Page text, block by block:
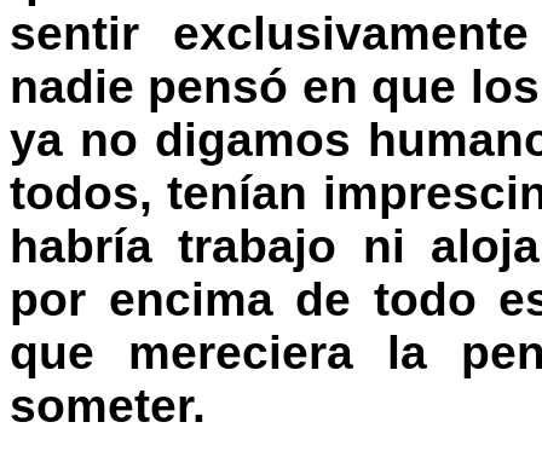
sentir
nadie pensó en que
ya no digamos
todos, tenían
habría trabajo ni
por encima de todo
que mereciera la
someter.